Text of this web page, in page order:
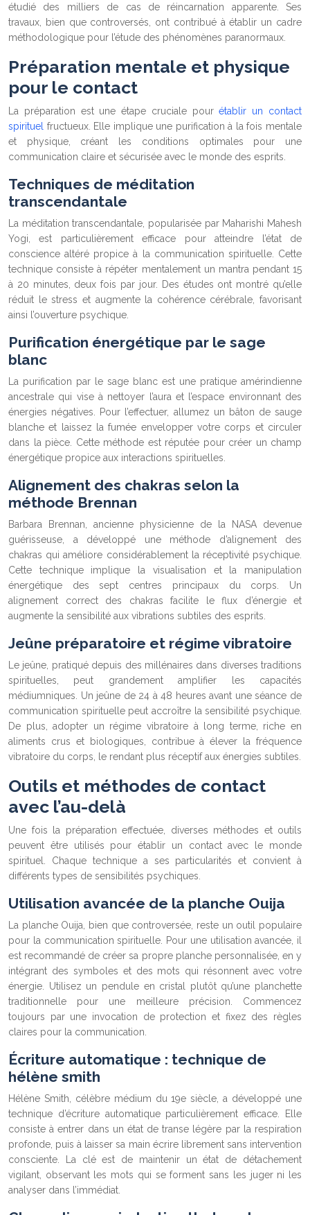
étudié des milliers de cas de réincarnation apparente. Ses
travaux, bien que controversés, ont contribué à établir un cadre
méthodologique pour l’étude des phénomènes paranormaux.
Préparation mentale et physique
pour le contact
La préparation est une étape cruciale pourétablir un contact
spirituel fructueux. Elle implique une purification à la fois mentale
et physique, créant les conditions optimales pour une
communication claire et sécurisée avec le monde des esprits.
Techniques de méditation
transcendantale
La méditation transcendantale, popularisée par Maharishi Mahesh
Yogi, est particulièrement efficace pour atteindre l’état de
conscience altéré propice à la communication spirituelle. Cette
technique consiste à répéter mentalement un mantra pendant 15
à 20 minutes, deux fois par jour. Des études ont montré qu’elle
réduit le stress et augmente la cohérence cérébrale, favorisant
ainsi l’ouverture psychique.
Purification énergétique par le sage
blanc
La purification par le sage blanc est une pratique amérindienne
ancestrale qui vise à nettoyer l’aura et l’espace environnant des
énergies négatives. Pour l’effectuer, allumez un bâton de sauge
blanche et laissez la fumée envelopper votre corps et circuler
dans la pièce. Cette méthode est réputée pour créer un champ
énergétique propice aux interactions spirituelles.
Alignement des chakras selon la
méthode Brennan
Barbara Brennan, ancienne physicienne de la NASA devenue
guérisseuse, a développé une méthode d’alignement des
chakras qui améliore considérablement la réceptivité psychique.
Cette technique implique la visualisation et la manipulation
énergétique des sept centres principaux du corps. Un
alignement correct des chakras facilite le flux d’énergie et
augmente la sensibilité aux vibrations subtiles des esprits.
Jeûne préparatoire et régime vibratoire
Le jeûne, pratiqué depuis des millénaires dans diverses traditions
spirituelles, peut grandement amplifier les capacités
médiumniques. Un jeûne de 24 à 48 heures avant une séance de
communication spirituelle peut accroître la sensibilité psychique.
De plus, adopter un régime vibratoire à long terme, riche en
aliments crus et biologiques, contribue à élever la fréquence
vibratoire du corps, le rendant plus réceptif aux énergies subtiles.
Outils et méthodes de contact
avec l’au-delà
Une fois la préparation effectuée, diverses méthodes et outils
peuvent être utilisés pour établir un contact avec le monde
spirituel. Chaque technique a ses particularités et convient à
différents types de sensibilités psychiques.
Utilisation avancée de la planche Ouija
La planche Ouija, bien que controversée, reste un outil populaire
pour la communication spirituelle. Pour une utilisation avancée, il
est recommandé de créer sa propre planche personnalisée, en y
intégrant des symboles et des mots qui résonnent avec votre
énergie. Utilisez un pendule en cristal plutôt qu’une planchette
traditionnelle pour une meilleure précision. Commencez
toujours par une invocation de protection et fixez des règles
claires pour la communication.
Écriture automatique : technique de
hélène smith
Hélène Smith, célèbre médium du 19e siècle, a développé une
technique d’écriture automatique particulièrement efficace. Elle
consiste à entrer dans un état de transe légère par la respiration
profonde, puis à laisser sa main écrire librement sans intervention
consciente. La clé est de maintenir un état de détachement
vigilant, observant les mots qui se forment sans les juger ni les
analyser dans l’immédiat.